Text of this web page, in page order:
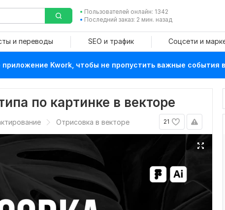
Пользователей онлайн: 1342
Последний заказ: 2 мин. назад
и переводы SEO и трафик Соцсети и
Kwork, чтобы не пропустить важные события
по картинке в векторе
21
Отрисовка в векторе